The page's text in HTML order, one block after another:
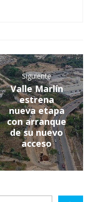
Siguiente
Valle Marlín
estrena
nueva etapa
con arranque
de su nuevo
acceso